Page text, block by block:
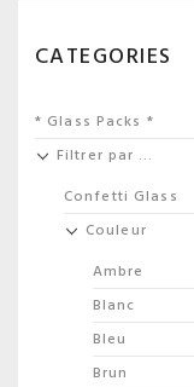
CATEGORIES
* Glass Packs *
Filtrer par …
Confetti Glass
Couleur
Ambre
Blanc
Bleu
Brun